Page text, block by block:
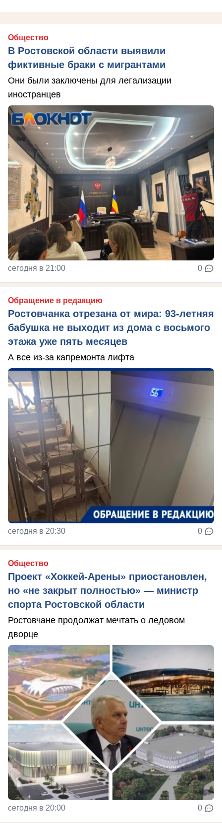
Общество
В Ростовской области выявили
фиктивные браки с мигрантами
Они были заключены для легализации
иностранцев
сегодня в 21:00 0
Обращение в редакцию
Ростовчанка отрезана от мира: 93-летняя
бабушка не выходит из дома с восьмого
этажа уже пять месяцев
А все из-за капремонта лифта
сегодня в 20:30 0
Общество
Проект «Хоккей-Арены» приостановлен,
но «не закрыт полностью» — министр
спорта Ростовской области
Ростовчане продолжат мечтать о ледовом
дворце
сегодня в 20:00 0